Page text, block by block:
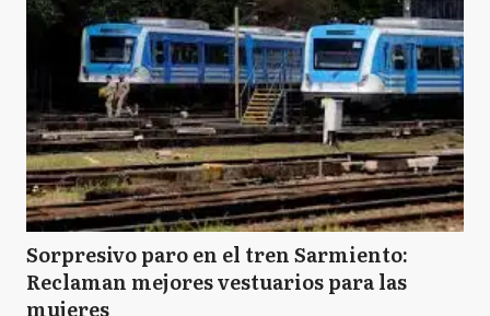
Sorpresivo paro en el tren Sarmiento:
Reclaman mejores vestuarios para las
mujeres